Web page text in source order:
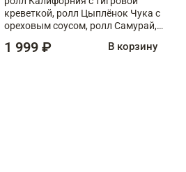
креветкой, ролл Цыплёнок Чука с
ореховым соусом, ролл Самурай,
ролл с крабом
1 999 ₽ В корзину